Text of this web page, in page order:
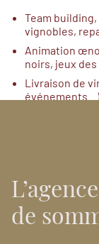
Team
vignobles,
Animation
noirs, jeux
Livraison de
événements…)
L’agence
de